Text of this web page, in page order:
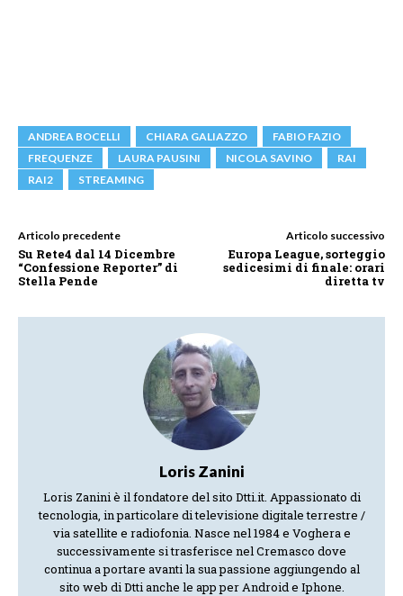
ANDREA BOCELLI CHIARA GALIAZZO
FABIO FAZIO
FREQUENZE
LAURA PAUSINI NICOLA SAVINO
RAI
RAI2
STREAMING
Articolo precedente
Su Rete4 dal 14 Dicembre
“Confessione Reporter” di
Stella Pende
Articolo successivo
Europa League, sorteggio
sedicesimi di finale: orari
diretta tv
Loris Zanini
Loris Zanini è il fondatore del sito Dtti.it. Appassionato di
tecnologia, in particolare di televisione digitale terrestre /
via satellite e radiofonia. Nasce nel 1984 e Voghera e
successivamente si trasferisce nel Cremasco dove
continua a portare avanti la sua passione aggiungendo al
sito web di Dtti anche le app per Android e Iphone.